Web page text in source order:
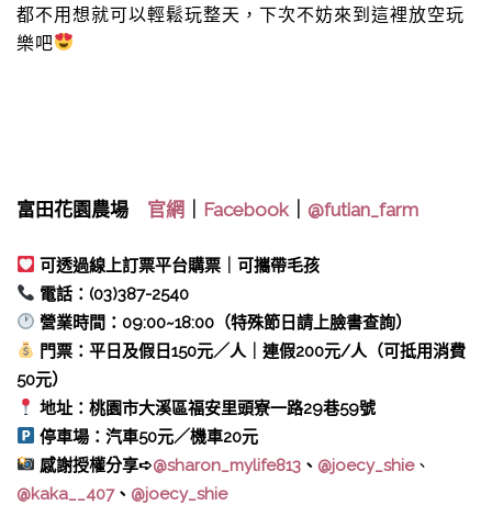
都不用想就可以輕鬆玩整天，下次不妨來到這裡放空玩
樂吧
富田花園農場 官網 Facebook @futian_farm
可透過線上訂票平台購票｜可攜帶毛孩
電話：(03)387-2540
營業時間：09:00~18:00（特殊節日請上臉書查詢）
門票：平日及假日150元／人｜連假200元/人（可抵用消費
50元）
地址：桃園市大溪區福安里頭寮一路29巷59號
停車場：汽車50元／機車20元
感謝授權分享➪@sharon_mylife813 、 @joecy_shie、
@kaka__407、 @joecy_shie